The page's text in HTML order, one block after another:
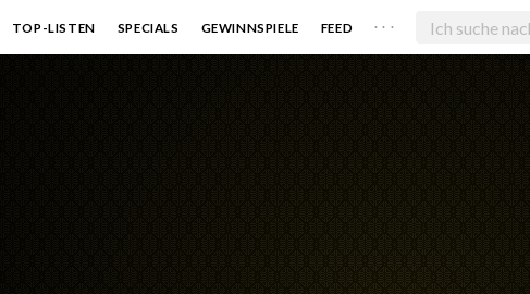
TOP-LISTEN SPECIALS GEWINNSPIELE FEED . . .